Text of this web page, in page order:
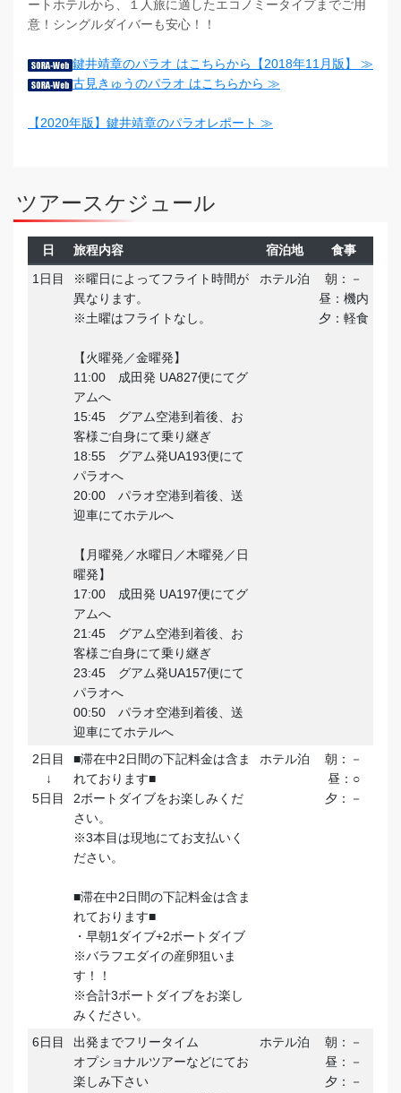
ートホテルから、１人旅に適したエコノミータイプまでご用
意！シングルダイバーも安心！！
鍵井靖章のパラオ はこちらから【2018年11月版】 ≫
古見きゅうのパラオ はこちらから ≫
【2020年版】鍵井靖章のパラオレポート ≫
ツアースケジュール
日 旅程内容 宿泊地
食事
1日目
※曜日によってフライト時間が
異なります。
※土曜はフライトなし。
【火曜発／金曜発】
11:00 成田発 UA827便にてグ
アムへ
15:45 グアム空港到着後、お
客様ご自身にて乗り継ぎ
18:55 グアム発UA193便にて
パラオへ
20:00 パラオ空港到着後、送
迎車にてホテルへ
【月曜発／水曜日／木曜発／日
曜発】
17:00 成田発 UA197便にてグ
アムへ
21:45 グアム空港到着後、お
客様ご自身にて乗り継ぎ
23:45 グアム発UA157便にて
パラオへ
00:50 パラオ空港到着後、送
迎車にてホテルへ
ホテル泊
朝：－
昼：機内
夕：軽食
2日目
↓
5日目
■滞在中2日間の下記料金は含ま
れております■
2ボートダイブをお楽しみくだ
さい。
※3本目は現地にてお支払いく
ださい。
■滞在中2日間の下記料金は含ま
れております■
・早朝1ダイブ+2ボートダイブ
※バラフエダイの産卵狙いま
す！！
※合計3ボートダイブをお楽し
みください。
ホテル泊
朝：－
昼：○
夕：－
6日目
出発までフリータイム
オプショナルツアーなどにてお
楽しみ下さい
ホテル泊
朝：－
昼：－
夕：－